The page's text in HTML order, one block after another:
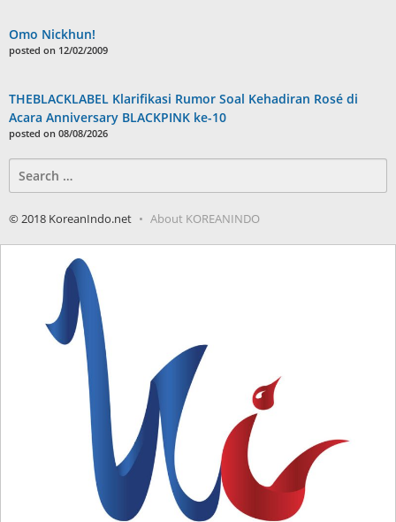
Omo Nickhun!
posted on 12/02/2009
THEBLACKLABEL Klarifikasi Rumor Soal Kehadiran Rosé di
Acara Anniversary BLACKPINK ke-10
posted on 08/08/2026
for:
© 2018 KoreanIndo.net About KOREANINDO